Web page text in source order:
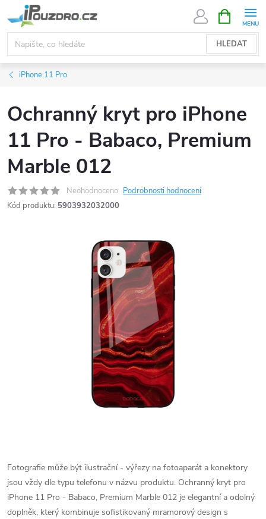
na
obsah
HLEDAT
NÁKUPNÍ
KOŠÍK
iPhone 11 Pro
Ochranný kryt pro iPhone
11 Pro - Babaco, Premium
Marble 012
Neohodnoceno Podrobnosti hodnocení
Kód produktu: 5903932032000
Fotografie může být ilustrační - výřezy na fotoaparát a konektory
jsou vždy dle typu telefonu v názvu produktu. Ochranný kryt pro
iPhone 11 Pro - Babaco, Premium Marble 012 je elegantní a odolný
doplněk, který kombinuje sofistikovaný mramorový design s